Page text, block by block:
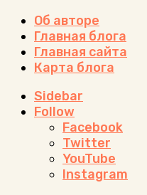
Об авторе
Главная блога
Главная сайта
Карта блога
Sidebar
Follow
Facebook
Twitter
YouTube
Instagram